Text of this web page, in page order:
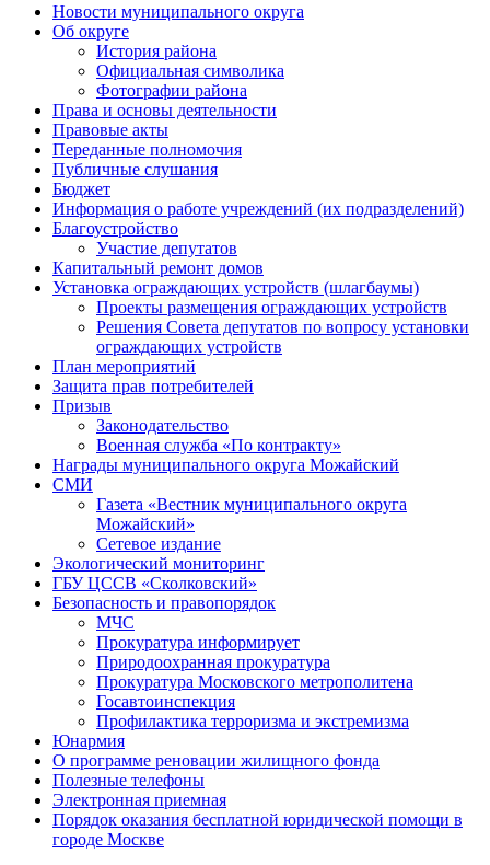
Новости муниципального округа
Об округе
История района
Официальная символика
Фотографии района
Права и основы деятельности
Правовые акты
Переданные полномочия
Публичные слушания
Бюджет
Информация о работе учреждений (их подразделений)
Благоустройство
Участие депутатов
Капитальный ремонт домов
Установка ограждающих устройств (шлагбаумы)
Проекты размещения ограждающих устройств
Решения Совета депутатов по вопросу установки
ограждающих устройств
План мероприятий
Защита прав потребителей
Призыв
Законодательство
Военная служба «По контракту»
Награды муниципального округа Можайский
СМИ
Газета «Вестник муниципального округа
Можайский»
Сетевое издание
Экологический мониторинг
ГБУ ЦССВ «Сколковский»
Безопасность и правопорядок
МЧС
Прокуратура информирует
Природоохранная прокуратура
Прокуратура Московского метрополитена
Госавтоинспекция
Профилактика терроризма и экстремизма
Юнармия
О программе реновации жилищного фонда
Полезные телефоны
Электронная приемная
Порядок оказания бесплатной юридической помощи в
городе Москве